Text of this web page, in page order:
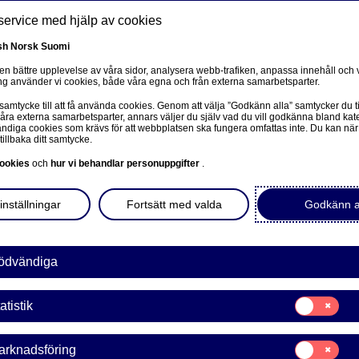
Om oss Investerare Nyheter & insikter
med hjälp av cookies
Norsk Suomi
bättre upplevelse av våra sidor, analysera webb-trafiken, anpassa innehåll och
använder vi cookies, både våra egna och från externa samarbetsparter.
till att få använda cookies. Genom att välja ”Godkänn alla” samtycker du
externa samarbetsparter, annars väljer du själv vad du vill godkänna bland
cookies som krävs för att webbplatsen ska fungera omfattas inte. Du kan
ditt samtycke.
och hur vi behandlar personuppgifter .
Godkänn
Fortsätt med valda
Samtycke
för:
Statistik
Samtycke